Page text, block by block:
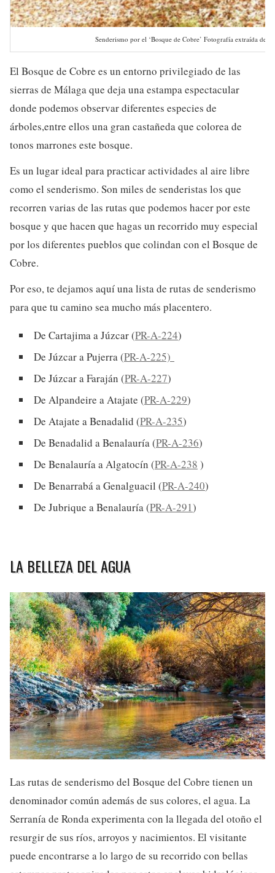
Senderismo por el ‘Bosque de Cobre’ Fotografía extraída de
El Bosque de Cobre es un entorno privilegiado de las
sierras de Málaga que deja una estampa espectacular
donde podemos observar diferentes especies de
árboles,entre ellos una gran castañeda que colorea de
tonos marrones este bosque.
Es un lugar ideal para practicar actividades al aire libre
como el senderismo. Son miles de senderistas los que
recorren varias de las rutas que podemos hacer por este
bosque y que hacen que hagas un recorrido muy especial
por los diferentes pueblos que colindan con el Bosque de
Cobre.
Por eso, te dejamos aquí una lista de rutas de senderismo
para que tu camino sea mucho más placentero.
De Cartajima a Júzcar (PR-A-224)
De Júzcar a Pujerra (PR-A-225)
De Júzcar a Faraján (PR-A-227)
De Alpandeire a Atajate (PR-A-229)
De Atajate a Benadalid (PR-A-235)
De Benadalid a Benalauría (PR-A-236)
De Benalauría a Algatocín (PR-A-238 )
De Benarrabá a Genalguacil (PR-A-240)
De Jubrique a Benalauría (PR-A-291)
LA BELLEZA DEL AGUA
Las rutas de senderismo del Bosque del Cobre tienen un
denominador común además de sus colores, el agua. La
Serranía de Ronda experimenta con la llegada del otoño el
resurgir de sus ríos, arroyos y nacimientos. El visitante
puede encontrarse a lo largo de su recorrido con bellas